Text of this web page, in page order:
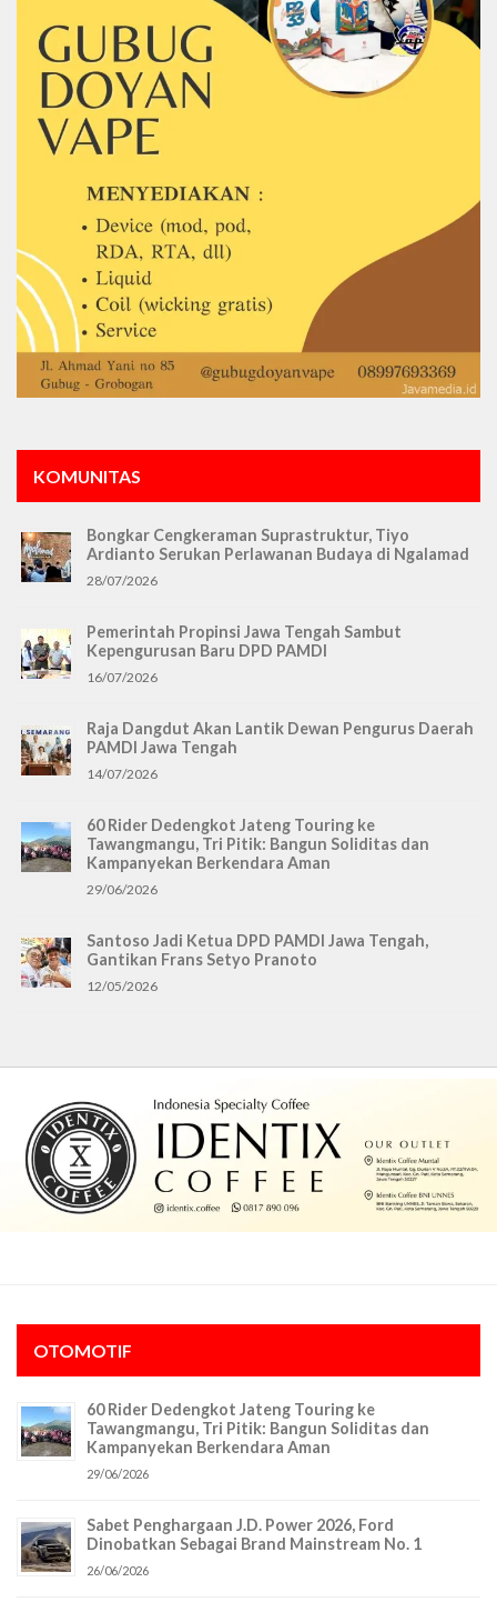
KOMUNITAS
Bongkar Cengkeraman Suprastruktur, Tiyo
Ardianto Serukan Perlawanan Budaya di Ngalamad
28/07/2026
Pemerintah Propinsi Jawa Tengah Sambut
Kepengurusan Baru DPD PAMDI
16/07/2026
Raja Dangdut Akan Lantik Dewan Pengurus Daerah
PAMDI Jawa Tengah
14/07/2026
60 Rider Dedengkot Jateng Touring ke
Tawangmangu, Tri Pitik: Bangun Soliditas dan
Kampanyekan Berkendara Aman
29/06/2026
Santoso Jadi Ketua DPD PAMDI Jawa Tengah,
Gantikan Frans Setyo Pranoto
12/05/2026
OTOMOTIF
60 Rider Dedengkot Jateng Touring ke
Tawangmangu, Tri Pitik: Bangun Soliditas dan
Kampanyekan Berkendara Aman
29/06/2026
Sabet Penghargaan J.D. Power 2026, Ford
Dinobatkan Sebagai Brand Mainstream No. 1
26/06/2026